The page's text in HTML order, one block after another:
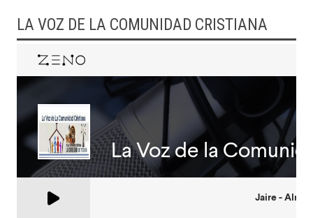
LA VOZ DE LA COMUNIDAD CRISTIANA